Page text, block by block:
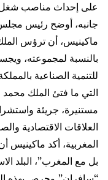
على إحداث مناصب شغل
جانبه، أوضح رئيس
ماكينيس، أن ترؤس
بالنسبة لمجموعته،
للتنمية الصناعية
التي ما فتئ الملك
مستنيرة، جريئة
العلاقات الاقتصادية
المغربية، أكد
بل مع المغرب”، البلد